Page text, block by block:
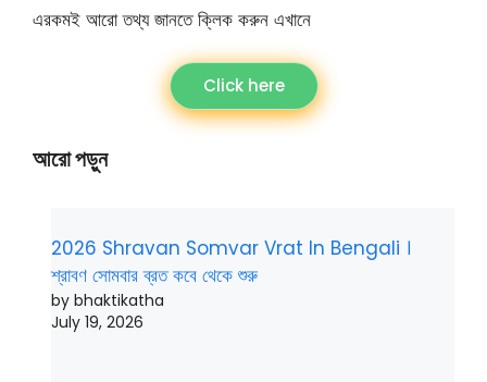
এরকমই আরো তথ্য জানতে ক্লিক করুন এখানে
Click here
আরো পড়ুন
2026 Shravan Somvar Vrat In Bengali ।
শ্রাবণ সোমবার ব্রত কবে থেকে শুরু
by bhaktikatha
July 19, 2026